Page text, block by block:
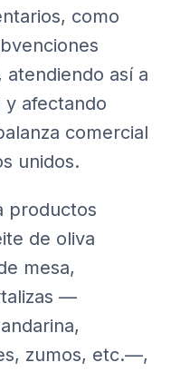
como
atendiendo así a
y afectando
comercial
unidos.
productos
de oliva
mesa,
—
zumos, etc.—,